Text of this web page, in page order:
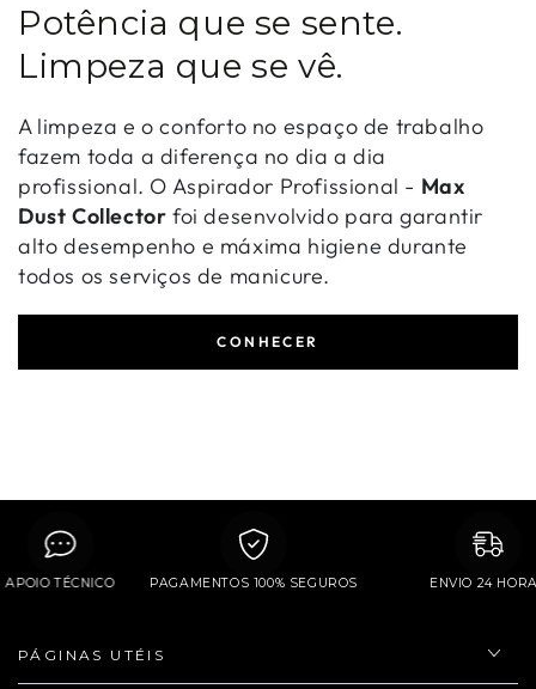
Potência que se sente.
Limpeza que se vê.
A limpeza e o conforto no espaço de trabalho
fazem toda a diferença no dia a dia
profissional. O Aspirador Profissional - Max
Dust Collector foi desenvolvido para garantir
alto desempenho e máxima higiene durante
todos os serviços de manicure.
CONHECER
APOIO TÉCNICO PAGAMENTOS 100% SEGUROS ENVIO 24
PÁGINAS UTÉIS